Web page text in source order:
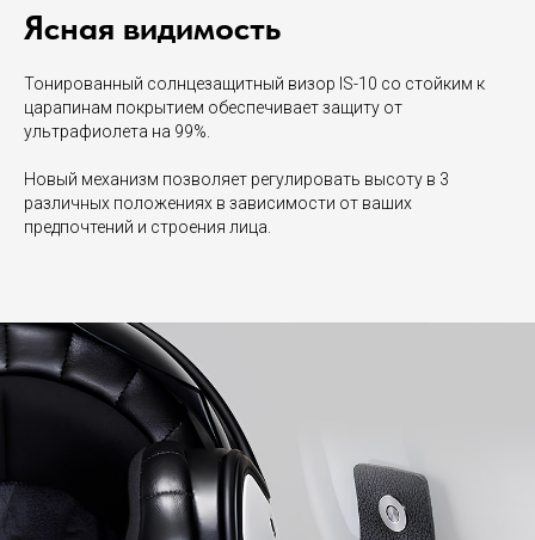
Ясная видимость
Тонированный cолнцезащитный визор IS-10 со стойким к
царапинам покрытием обеспечивает защиту от
ультрафиолета на 99%.
Новый механизм позволяет регулировать высоту в 3
различных положениях в зависимости от ваших
предпочтений и строения лица.